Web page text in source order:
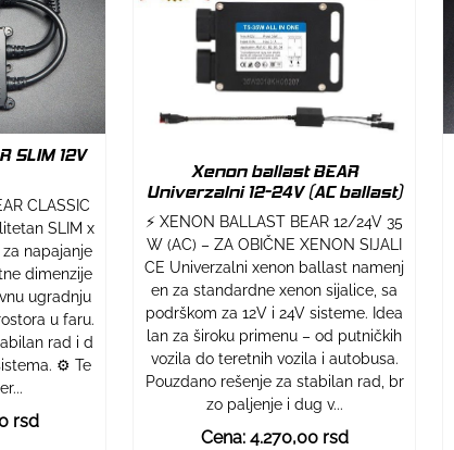
SLIM 12V
CLASSIC
SLIM x
napajanje
dimenzije
ugradnju
u faru.
rad i d
⚙️ Te
rsd
Xenon ballast BEAR
Univerzalni 12-24V (AC ballast)
⚡ XENON BALLAST BEAR 12/24V 35
W (AC) – ZA OBIČNE XENON SIJALI
CE Univerzalni xenon ballast namenj
en za standardne xenon sijalice, sa
podrškom za 12V i 24V sisteme. Idea
lan za široku primenu – od putničkih
vozila do teretnih vozila i autobusa.
Pouzdano rešenje za stabilan rad, br
zo paljenje i dug v...
Cena: 4.270,00 rsd